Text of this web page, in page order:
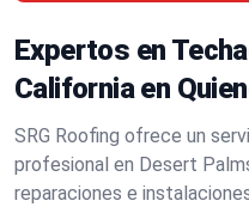
Expertos en
California en
SRG Roofing ofrece un
profesional en Desert
reparaciones e